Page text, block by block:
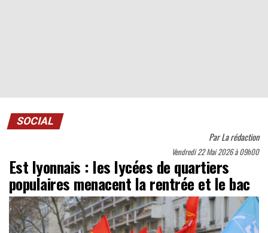
SOCIAL
ParLa rédaction
Vendredi 22 Mai 2026 à 09h00
Est lyonnais : les lycées de quartiers
populaires menacent la rentrée et le bac